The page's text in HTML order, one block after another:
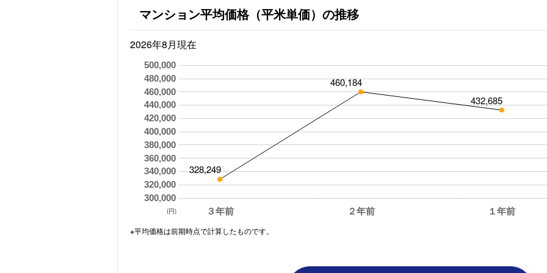
マンション平均価格（平米単価）の推移
2026年8月現在
３年前 ２年前 １年前
300,000
320,000
340,000
360,000
380,000
400,000
420,000
440,000
460,000
480,000
500,000
328,249
460,184
432,685
(円)
※平均価格は前期時点で計算したものです。